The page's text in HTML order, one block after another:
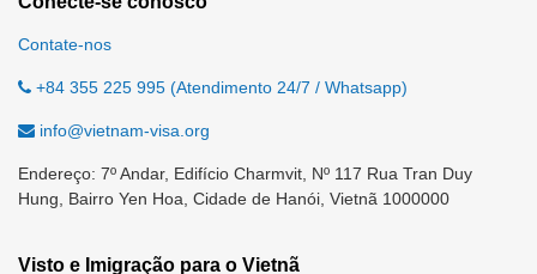
Contate-nos
+84 355 225 995 (Atendimento 24/7 / Whatsapp)
info@vietnam-visa.org
Endereço: 7º Andar, Edifício Charmvit, Nº 117 Rua Tran Duy
Hung, Bairro Yen Hoa, Cidade de Hanói, Vietnã 1000000
Visto e Imigração para o Vietnã